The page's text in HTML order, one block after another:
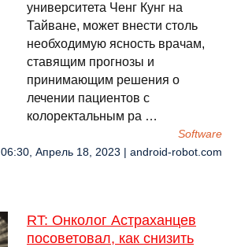
университета Ченг Кунг на
Тайване, может внести столь
необходимую ясность врачам,
ставящим прогнозы и
принимающим решения о
лечении пациентов с
колоректальным ра …
Software
06:30, Апрель 18, 2023 | android-robot.com
RT: Онколог Астраханцев
посоветовал, как снизить